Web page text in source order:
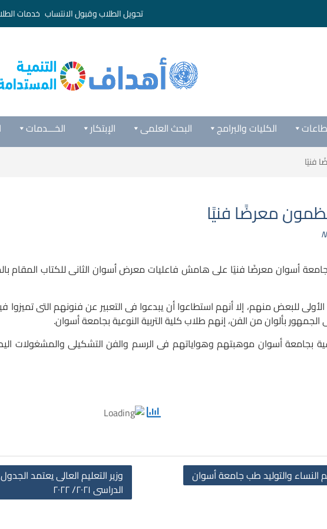
تحويل الطلاب وقبول الانتساب خدمات
الخـــدمات الإبتكار البحث العلمى الكليات والبرامج
فنيًا
معرضًا فنيًا
للبعض منهم، إلا أنهم استطاعوا أن يبدعوا فى التعبير عن فنونهم التى تميزوا
الجمهور بألوان من الفن، إنهم طلاب كلية التربية النوعية بجامعة أسوان.
أسوان موهبتهم وهواياتهم فى الرسم والفن التشكيلى والمشغولات
وزير التعليم العالى يعتمد
الدراسى ٢٠٢١/ ٢٠٢٢
النساء والتوليد طب جامعة أسوان